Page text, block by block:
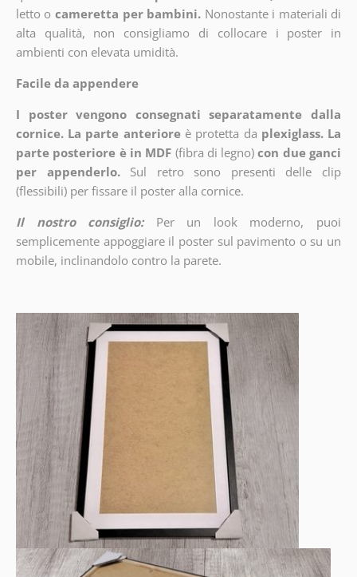
letto o cameretta per bambini. Nonostante i materiali di
alta qualità, non consigliamo di collocare i poster in
ambienti con elevata umidità.
Facile da appendere
I poster vengono consegnati separatamente dalla
cornice. La parte anteriore è protetta da plexiglass. La
parte posteriore è in MDF (fibra di legno) con due ganci
per appenderlo.
Sul retro sono presenti delle clip
(flessibili) per fissare il poster alla cornice.
Il nostro consiglio:
Per un look moderno, puoi
semplicemente appoggiare il poster sul pavimento o su un
mobile, inclinandolo contro la parete.